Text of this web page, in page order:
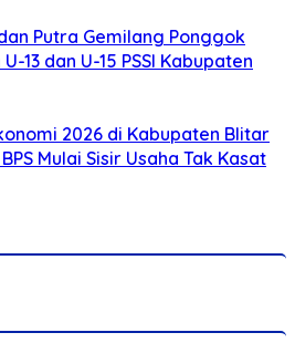
Putra Gemilang Ponggok
13 dan U-15 PSSI Kabupaten
2026 di Kabupaten Blitar
Mulai Sisir Usaha Tak Kasat